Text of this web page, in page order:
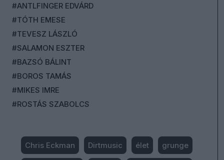
#ANTLFINGER EDVÁRD
#TÓTH EMESE
#TEVESZ LÁSZLÓ
#SALAMON ESZTER
#BAZSÓ BÁLINT
#BOROS TAMÁS
#MIKES IMRE
#ROSTÁS SZABOLCS
Chris Eckman Dirtmusic élet grunge